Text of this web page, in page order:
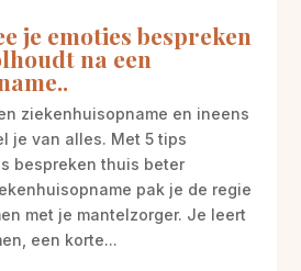
je emoties bespreken
na een
ziekenhuisopname en ineens
je van alles. Met 5 tips
bespreken thuis beter
pak je de regie
met je mantelzorger. Je leert
een korte...